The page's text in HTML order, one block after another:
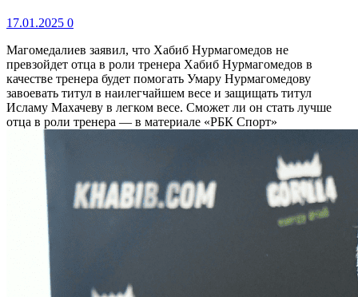
17.01.2025 0
Магомедалиев заявил, что Хабиб Нурмагомедов не
превзойдет отца в роли тренера Хабиб Нурмагомедов в
качестве тренера будет помогать Умару Нурмагомедову
завоевать титул в наилегчайшем весе и защищать титул
Исламу Махачеву в легком весе. Сможет ли он стать лучше
отца в роли тренера — в материале «РБК Спорт»